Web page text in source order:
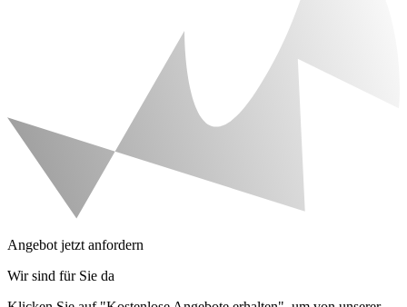
Angebot jetzt anfordern
Wir sind für Sie da